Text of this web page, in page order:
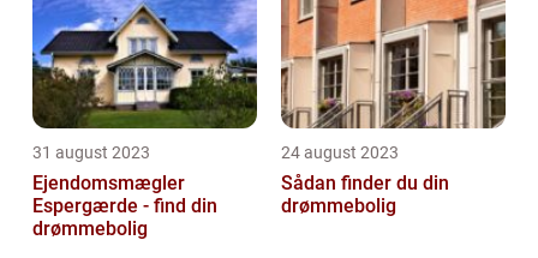
31 august 2023
Ejendomsmægler
Espergærde - find din
drømmebolig
24 august 2023
Sådan finder du din
drømmebolig